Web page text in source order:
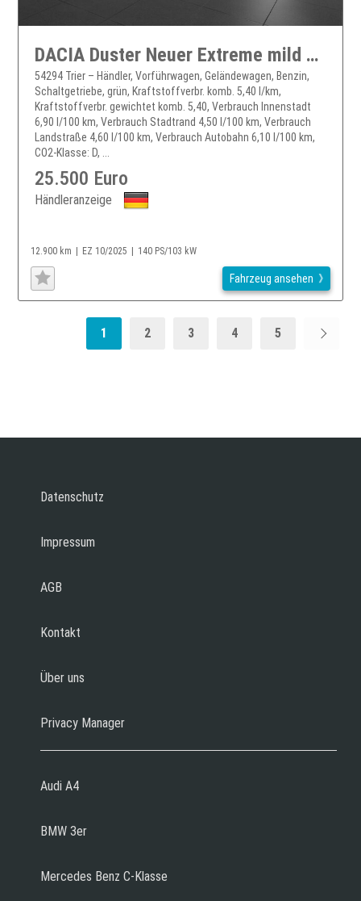
DACIA Duster Neuer Extreme mild hybrid 140
54294 Trier – Händler, Vorführwagen, Geländewagen, Benzin,
Schaltgetriebe, grün, Kraftstoffverbr. komb. 5,40 l/km,
Kraftstoffverbr. gewichtet komb. 5,40, Verbrauch Innenstadt
6,90 l/100 km, Verbrauch Stadtrand 4,50 l/100 km, Verbrauch
Landstraße 4,60 l/100 km, Verbrauch Autobahn 6,10 l/100 km,
CO2-Klasse: D, ...
25.500 Euro
Händleranzeige
12.900 km EZ 10/2025 140 PS/103 kW
Fahrzeug ansehen
1 2 3 4 5
Datenschutz
Impressum
AGB
Kontakt
Über uns
Privacy Manager
Audi A4
BMW 3er
Mercedes Benz C-Klasse